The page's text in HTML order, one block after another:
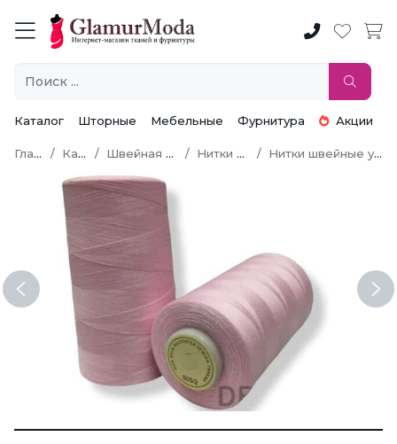
Каталог Шторные Мебельные Фурнитура Акции
Главная Каталог Швейная фурнитура Нитки швейные Нитки швейные универсальные
Previous